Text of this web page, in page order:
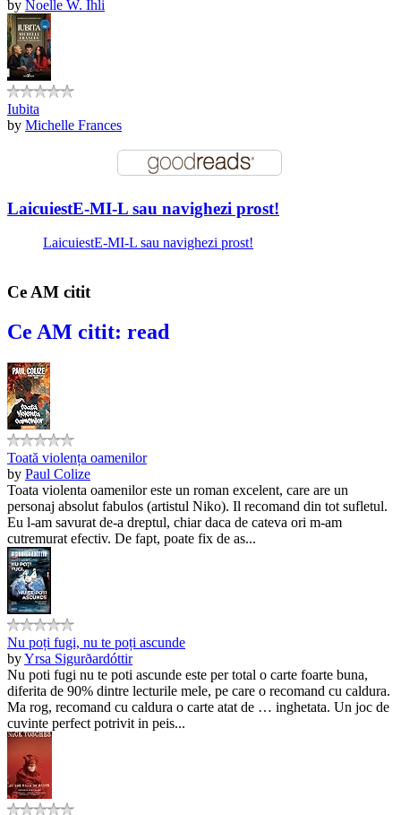
by Noelle W. Ihli
Iubita
by Michelle Frances
LaicuiestE-MI-L sau navighezi prost!
LaicuiestE-MI-L sau navighezi prost!
Ce AM citit
Ce AM citit: read
Toată violența oamenilor
by Paul Colize
Toata violenta oamenilor este un roman excelent, care are un
personaj absolut fabulos (artistul Niko). Il recomand din tot sufletul.
Eu l-am savurat de-a dreptul, chiar daca de cateva ori m-am
cutremurat efectiv. De fapt, poate fix de as...
Nu poți fugi, nu te poți ascunde
byYrsa Sigurðardóttir
Nu poti fugi nu te poti ascunde este per total o carte foarte buna,
diferita de 90% dintre lecturile mele, pe care o recomand cu caldura.
Ma rog, recomand cu caldura o carte atat de … inghetata. Un joc de
cuvinte perfect potrivit in peis...